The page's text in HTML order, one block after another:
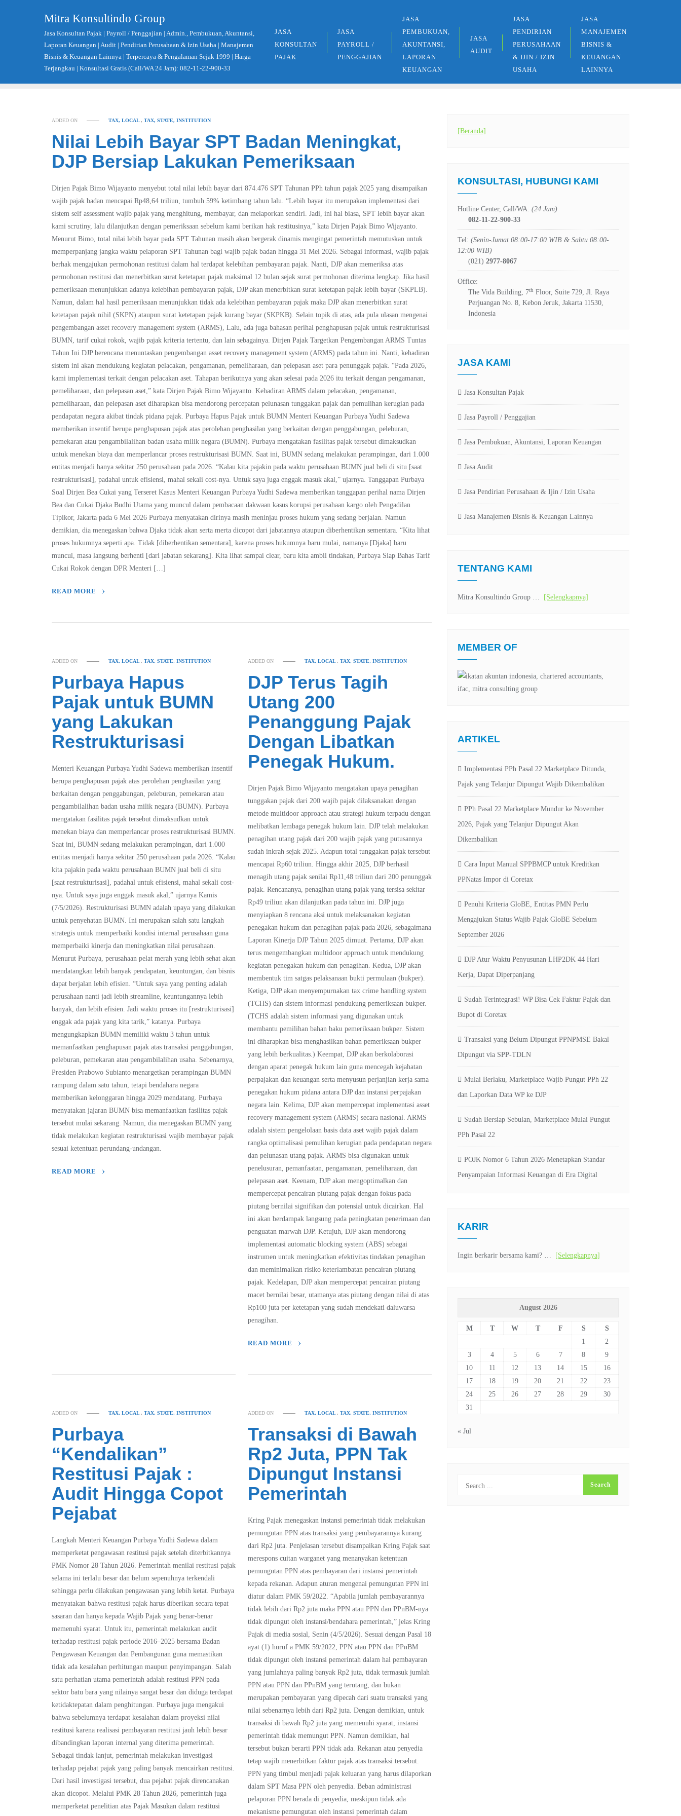
Mitra Konsultindo Group
Jasa Konsultan Pajak | Payroll / Penggajian | Admin., Pembukuan, Akuntansi,
Laporan Keuangan | Audit | Pendirian Perusahaan & Izin Usaha | Manajemen
Bisnis & Keuangan Lainnya | Terpercaya & Pengalaman Sejak 1999 | Harga
Terjangkau | Konsultasi Gratis (Call/WA 24 Jam): 082-11-22-900-33
JASA
KONSULTAN
PAJAK
JASA
PAYROLL /
PENGGAJIAN
JASA
PEMBUKUAN,
AKUNTANSI,
LAPORAN
KEUANGAN
JASA
AUDIT
JASA
PENDIRIAN
PERUSAHAAN
& IJIN / IZIN
USAHA
JASA
MANAJEMEN
BISNIS &
KEUANGAN
LAINNYA
ADDED ON TAX, LOCAL,TAX, STATE, INSTITUTION
Nilai Lebih Bayar SPT Badan Meningkat,
DJP Bersiap Lakukan Pemeriksaan
Dirjen Pajak Bimo Wijayanto menyebut total nilai lebih bayar dari 874.476 SPT Tahunan PPh tahun pajak 2025 yang disampaikan
wajib pajak badan mencapai Rp48,64 triliun, tumbuh 59% ketimbang tahun lalu. “Lebih bayar itu merupakan implementasi dari
sistem self assessment wajib pajak yang menghitung, membayar, dan melaporkan sendiri. Jadi, ini hal biasa, SPT lebih bayar akan
kami scrutiny, lalu dilanjutkan dengan pemeriksaan sebelum kami berikan hak restitusinya,” kata Dirjen Pajak Bimo Wijayanto.
Menurut Bimo, total nilai lebih bayar pada SPT Tahunan masih akan bergerak dinamis mengingat pemerintah memutuskan untuk
memperpanjang jangka waktu pelaporan SPT Tahunan bagi wajib pajak badan hingga 31 Mei 2026. Sebagai informasi, wajib pajak
berhak mengajukan permohonan restitusi dalam hal terdapat kelebihan pembayaran pajak. Nanti, DJP akan memeriksa atas
permohonan restitusi dan menerbitkan surat ketetapan pajak maksimal 12 bulan sejak surat permohonan diterima lengkap. Jika hasil
pemeriksaan menunjukkan adanya kelebihan pembayaran pajak, DJP akan menerbitkan surat ketetapan pajak lebih bayar (SKPLB).
Namun, dalam hal hasil pemeriksaan menunjukkan tidak ada kelebihan pembayaran pajak maka DJP akan menerbitkan surat
ketetapan pajak nihil (SKPN) ataupun surat ketetapan pajak kurang bayar (SKPKB). Selain topik di atas, ada pula ulasan mengenai
pengembangan asset recovery management system (ARMS), Lalu, ada juga bahasan perihal penghapusan pajak untuk restrukturisasi
BUMN, tarif cukai rokok, wajib pajak kriteria tertentu, dan lain sebagainya. Dirjen Pajak Targetkan Pengembangan ARMS Tuntas
Tahun Ini DJP berencana menuntaskan pengembangan asset recovery management system (ARMS) pada tahun ini. Nanti, kehadiran
sistem ini akan mendukung kegiatan pelacakan, pengamanan, pemeliharaan, dan pelepasan aset para penunggak pajak. “Pada 2026,
kami implementasi terkait dengan pelacakan aset. Tahapan berikutnya yang akan selesai pada 2026 itu terkait dengan pengamanan,
pemeliharaan, dan pelepasan aset,” kata Dirjen Pajak Bimo Wijayanto. Kehadiran ARMS dalam pelacakan, pengamanan,
pemeliharaan, dan pelepasan aset diharapkan bisa mendorong percepatan pelunasan tunggakan pajak dan pemulihan kerugian pada
pendapatan negara akibat tindak pidana pajak. Purbaya Hapus Pajak untuk BUMN Menteri Keuangan Purbaya Yudhi Sadewa
memberikan insentif berupa penghapusan pajak atas perolehan penghasilan yang berkaitan dengan penggabungan, peleburan,
pemekaran atau pengambilalihan badan usaha milik negara (BUMN). Purbaya mengatakan fasilitas pajak tersebut dimaksudkan
untuk menekan biaya dan memperlancar proses restrukturisasi BUMN. Saat ini, BUMN sedang melakukan perampingan, dari 1.000
entitas menjadi hanya sekitar 250 perusahaan pada 2026. “Kalau kita pajakin pada waktu perusahaan BUMN jual beli di situ [saat
restrukturisasi], padahal untuk efisiensi, mahal sekali cost-nya. Untuk saya juga enggak masuk akal,” ujarnya. Tanggapan Purbaya
Soal Dirjen Bea Cukai yang Terseret Kasus Menteri Keuangan Purbaya Yudhi Sadewa memberikan tanggapan perihal nama Dirjen
Bea dan Cukai Djaka Budhi Utama yang muncul dalam pembacaan dakwaan kasus korupsi perusahaan kargo oleh Pengadilan
Tipikor, Jakarta pada 6 Mei 2026 Purbaya menyatakan dirinya masih meninjau proses hukum yang sedang berjalan. Namun
demikian, dia menegaskan bahwa Djaka tidak akan serta merta dicopot dari jabatannya ataupun diberhentikan sementara. “Kita lihat
proses hukumnya seperti apa. Tidak [diberhentikan sementara], karena proses hukumnya baru mulai, namanya [Djaka] baru
muncul, masa langsung berhenti [dari jabatan sekarang]. Kita lihat sampai clear, baru kita ambil tindakan, Purbaya Siap Bahas Tarif
Cukai Rokok dengan DPR Menteri […]
READ MORE
ADDED ON TAX, LOCAL,TAX, STATE, INSTITUTION
Purbaya Hapus
Pajak untuk BUMN
yang Lakukan
Restrukturisasi
Menteri Keuangan Purbaya Yudhi Sadewa memberikan insentif
berupa penghapusan pajak atas perolehan penghasilan yang
berkaitan dengan penggabungan, peleburan, pemekaran atau
pengambilalihan badan usaha milik negara (BUMN). Purbaya
mengatakan fasilitas pajak tersebut dimaksudkan untuk
menekan biaya dan memperlancar proses restrukturisasi BUMN.
Saat ini, BUMN sedang melakukan perampingan, dari 1.000
entitas menjadi hanya sekitar 250 perusahaan pada 2026. “Kalau
kita pajakin pada waktu perusahaan BUMN jual beli di situ
[saat restrukturisasi], padahal untuk efisiensi, mahal sekali cost-
nya. Untuk saya juga enggak masuk akal,” ujarnya Kamis
(7/5/2026). Restrukturisasi BUMN adalah upaya yang dilakukan
untuk penyehatan BUMN. Ini merupakan salah satu langkah
strategis untuk memperbaiki kondisi internal perusahaan guna
memperbaiki kinerja dan meningkatkan nilai perusahaan.
Menurut Purbaya, perusahaan pelat merah yang lebih sehat akan
mendatangkan lebih banyak pendapatan, keuntungan, dan bisnis
dapat berjalan lebih efisien. “Untuk saya yang penting adalah
perusahaan nanti jadi lebih streamline, keuntungannya lebih
banyak, dan lebih efisien. Jadi waktu proses itu [restrukturisasi]
enggak ada pajak yang kita tarik,” katanya. Purbaya
mengungkapkan BUMN memiliki waktu 3 tahun untuk
memanfaatkan penghapusan pajak atas transaksi penggabungan,
peleburan, pemekaran atau pengambilalihan usaha. Sebenarnya,
Presiden Prabowo Subianto menargetkan perampingan BUMN
rampung dalam satu tahun, tetapi bendahara negara
memberikan kelonggaran hingga 2029 mendatang. Purbaya
menyatakan jajaran BUMN bisa memanfaatkan fasilitas pajak
tersebut mulai sekarang. Namun, dia menegaskan BUMN yang
tidak melakukan kegiatan restrukturisasi wajib membayar pajak
sesuai ketentuan perundang-undangan.
READ MORE
ADDED ON TAX, LOCAL, TAX, STATE, INSTITUTION
DJP Terus Tagih
Utang 200
Penanggung Pajak
Dengan Libatkan
Penegak Hukum.
Dirjen Pajak Bimo Wijayanto mengatakan upaya penagihan
tunggakan pajak dari 200 wajib pajak dilaksanakan dengan
metode multidoor approach atau strategi hukum terpadu dengan
melibatkan lembaga penegak hukum lain. DJP telah melakukan
penagihan utang pajak dari 200 wajib pajak yang putusannya
sudah inkrah sejak 2025. Adapun total tunggakan pajak tersebut
mencapai Rp60 triliun. Hingga akhir 2025, DJP berhasil
menagih utang pajak senilai Rp11,48 triliun dari 200 penunggak
pajak. Rencananya, penagihan utang pajak yang tersisa sekitar
Rp49 triliun akan dilanjutkan pada tahun ini. DJP juga
menyiapkan 8 rencana aksi untuk melaksanakan kegiatan
penegakan hukum dan penagihan pajak pada 2026, sebagaimana
Laporan Kinerja DJP Tahun 2025 dimuat. Pertama, DJP akan
terus mengembangkan multidoor approach untuk mendukung
kegiatan penegakan hukum dan penagihan. Kedua, DJP akan
membentuk tim satgas pelaksanaan bukti permulaan (bukper).
Ketiga, DJP akan menyempurnakan tax crime handling system
(TCHS) dan sistem informasi pendukung pemeriksaan bukper.
(TCHS adalah sistem informasi yang digunakan untuk
membantu pemilihan bahan baku pemeriksaan bukper. Sistem
ini diharapkan bisa menghasilkan bahan pemeriksaan bukper
yang lebih berkualitas.) Keempat, DJP akan berkolaborasi
dengan aparat penegak hukum lain guna mencegah kejahatan
perpajakan dan keuangan serta menyusun perjanjian kerja sama
penegakan hukum pidana antara DJP dan instansi perpajakan
negara lain. Kelima, DJP akan mempercepat implementasi asset
recovery management system (ARMS) secara nasional. ARMS
adalah sistem pengelolaan basis data aset wajib pajak dalam
rangka optimalisasi pemulihan kerugian pada pendapatan negara
dan pelunasan utang pajak. ARMS bisa digunakan untuk
penelusuran, pemanfaatan, pengamanan, pemeliharaan, dan
pelepasan aset. Keenam, DJP akan mengoptimalkan dan
mempercepat pencairan piutang pajak dengan fokus pada
piutang bernilai signifikan dan potensial untuk dicairkan. Hal
ini akan berdampak langsung pada peningkatan penerimaan dan
penguatan marwah DJP. Ketujuh, DJP akan mendorong
implementasi automatic blocking system (ABS) sebagai
instrumen untuk meningkatkan efektivitas tindakan penagihan
dan meminimalkan risiko keterlambatan pencairan piutang
pajak. Kedelapan, DJP akan mempercepat pencairan piutang
macet bernilai besar, utamanya atas piutang dengan nilai di atas
Rp100 juta per ketetapan yang sudah mendekati daluwarsa
penagihan.
READ MORE
ADDED ON TAX, LOCAL,TAX, STATE, INSTITUTION
Purbaya
“Kendalikan”
Restitusi Pajak :
Audit Hingga Copot
Pejabat
Langkah Menteri Keuangan Purbaya Yudhi Sadewa dalam
memperketat pengawasan restitusi pajak setelah diterbitkannya
PMK Nomor 28 Tahun 2026. Pemerintah menilai restitusi pajak
selama ini terlalu besar dan belum sepenuhnya terkendali
sehingga perlu dilakukan pengawasan yang lebih ketat. Purbaya
menyatakan bahwa restitusi pajak harus diberikan secara tepat
sasaran dan hanya kepada Wajib Pajak yang benar-benar
memenuhi syarat. Untuk itu, pemerintah melakukan audit
terhadap restitusi pajak periode 2016–2025 bersama Badan
Pengawasan Keuangan dan Pembangunan guna memastikan
tidak ada kesalahan perhitungan maupun penyimpangan. Salah
satu perhatian utama pemerintah adalah restitusi PPN pada
sektor batu bara yang nilainya sangat besar dan diduga terdapat
ketidaktepatan dalam penghitungan. Purbaya juga mengakui
bahwa sebelumnya terdapat kesalahan dalam proyeksi nilai
restitusi karena realisasi pembayaran restitusi jauh lebih besar
dibandingkan laporan internal yang diterima pemerintah.
Sebagai tindak lanjut, pemerintah melakukan investigasi
terhadap pejabat pajak yang paling banyak mencairkan restitusi.
Dari hasil investigasi tersebut, dua pejabat pajak direncanakan
akan dicopot. Melalui PMK 28 Tahun 2026, pemerintah juga
memperketat penelitian atas Pajak Masukan dalam restitusi
ADDED ON TAX, LOCAL, TAX, STATE, INSTITUTION
Transaksi di Bawah
Rp2 Juta, PPN Tak
Dipungut Instansi
Pemerintah
Kring Pajak menegaskan instansi pemerintah tidak melakukan
pemungutan PPN atas transaksi yang pembayarannya kurang
dari Rp2 juta. Penjelasan tersebut disampaikan Kring Pajak saat
merespons cuitan warganet yang menanyakan ketentuan
pemungutan PPN atas pembayaran dari instansi pemerintah
kepada rekanan. Adapun aturan mengenai pemungutan PPN ini
diatur dalam PMK 59/2022. “Apabila jumlah pembayarannya
tidak lebih dari Rp2 juta maka PPN atau PPN dan PPnBM-nya
tidak dipungut oleh instansi/bendahara pemerintah,” jelas Kring
Pajak di media sosial, Senin (4/5/2026). Sesuai dengan Pasal 18
ayat (1) huruf a PMK 59/2022, PPN atau PPN dan PPnBM
tidak dipungut oleh instansi pemerintah dalam hal pembayaran
yang jumlahnya paling banyak Rp2 juta, tidak termasuk jumlah
PPN atau PPN dan PPnBM yang terutang, dan bukan
merupakan pembayaran yang dipecah dari suatu transaksi yang
nilai sebenarnya lebih dari Rp2 juta. Dengan demikian, untuk
transaksi di bawah Rp2 juta yang memenuhi syarat, instansi
pemerintah tidak memungut PPN. Namun demikian, hal
tersebut bukan berarti PPN tidak ada. Rekanan atau penyedia
tetap wajib menerbitkan faktur pajak atas transaksi tersebut.
PPN yang timbul menjadi pajak keluaran yang harus dilaporkan
dalam SPT Masa PPN oleh penyedia. Beban administrasi
pelaporan PPN berada di penyedia, meskipun tidak ada
mekanisme pemungutan oleh instansi pemerintah dalam
[Beranda]
KONSULTASI, HUBUNGI KAMI
Hotline Center, Call/WA: (24 Jam)
082-11-22-900-33
Tel: (Senin-Jumat 08:00-17:00 WIB & Sabtu 08:00-
12:00 WIB)
(021) 2977-8067
Office:
The Vida Building, 7th Floor, Suite 729, Jl. Raya
Perjuangan No. 8, Kebon Jeruk, Jakarta 11530,
Indonesia
JASA KAMI
Jasa Konsultan Pajak
Jasa Payroll / Penggajian
Jasa Pembukuan, Akuntansi, Laporan Keuangan
Jasa Audit
Jasa Pendirian Perusahaan & Ijin / Izin Usaha
Jasa Manajemen Bisnis & Keuangan Lainnya
TENTANG KAMI
Mitra Konsultindo Group … [Selengkapnya]
MEMBER OF
ARTIKEL
Implementasi PPh Pasal 22 Marketplace Ditunda,
Pajak yang Telanjur Dipungut Wajib Dikembalikan
PPh Pasal 22 Marketplace Mundur ke November
2026, Pajak yang Telanjur Dipungut Akan
Dikembalikan
Cara Input Manual SPPBMCP untuk Kreditkan
PPNatas Impor di Coretax
Penuhi Kriteria GloBE, Entitas PMN Perlu
Mengajukan Status Wajib Pajak GloBE Sebelum
September 2026
DJP Atur Waktu Penyusunan LHP2DK 44 Hari
Kerja, Dapat Diperpanjang
Sudah Terintegrasi! WP Bisa Cek Faktur Pajak dan
Bupot di Coretax
Transaksi yang Belum Dipungut PPNPMSE Bakal
Dipungut via SPP-TDLN
Mulai Berlaku, Marketplace Wajib Pungut PPh 22
dan Laporkan Data WP ke DJP
Sudah Bersiap Sebulan, Marketplace Mulai Pungut
PPh Pasal 22
POJK Nomor 6 Tahun 2026 Menetapkan Standar
Penyampaian Informasi Keuangan di Era Digital
KARIR
Ingin berkarir bersama kami? … [Selengkapnya]
August 2026
M T W T F S
S
1
2
3
4 5 6 7 8
9
10
11 12 13 14 15
16
17
18 19 20 21 22
23
24
25 26 27 28 29
30
31
« Jul